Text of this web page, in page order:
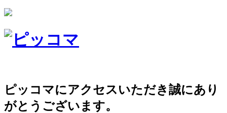
ピッコマにアクセスいただき誠にあり
がとうございます。